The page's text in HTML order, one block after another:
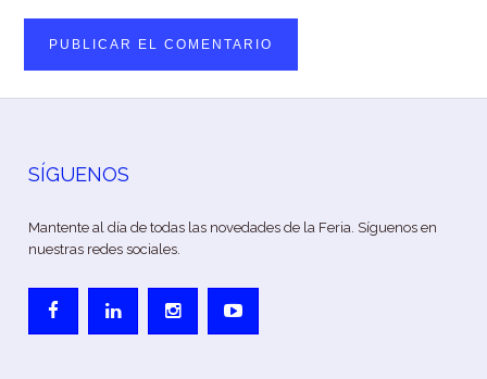
SÍGUENOS
Mantente al día de todas las novedades de la Feria. Síguenos en
nuestras redes sociales.